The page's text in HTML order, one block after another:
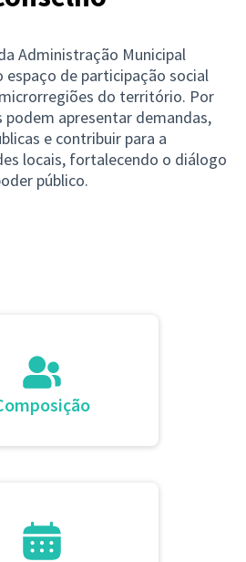
Administração Municipal
espaço de participação social
do território. Por
apresentar demandas,
e contribuir para a
locais, fortalecendo o diálogo
público.